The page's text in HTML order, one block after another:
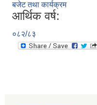
बजेट तथा कार्यक्रम
आर्थिक वर्ष:
०८२/८३